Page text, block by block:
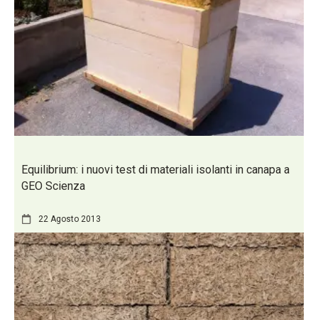
Equilibrium: i nuovi test di materiali isolanti in canapa a
GEO Scienza
22 Agosto 2013